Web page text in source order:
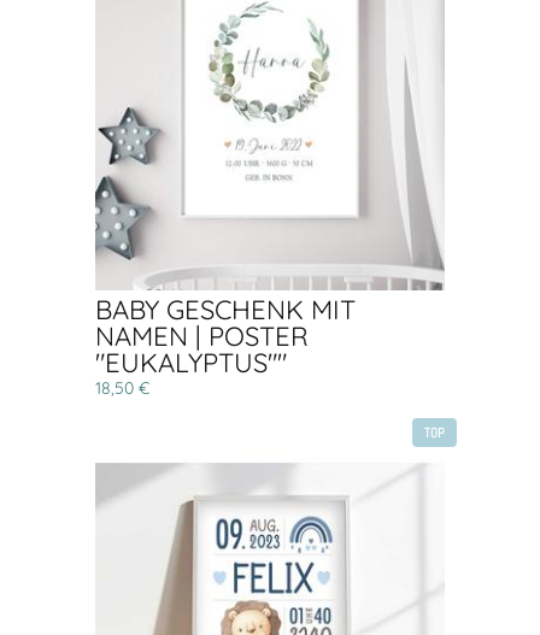
BABY GESCHENK MIT
NAMEN | POSTER
"EUKALYPTUS""
18,50 €
TOP